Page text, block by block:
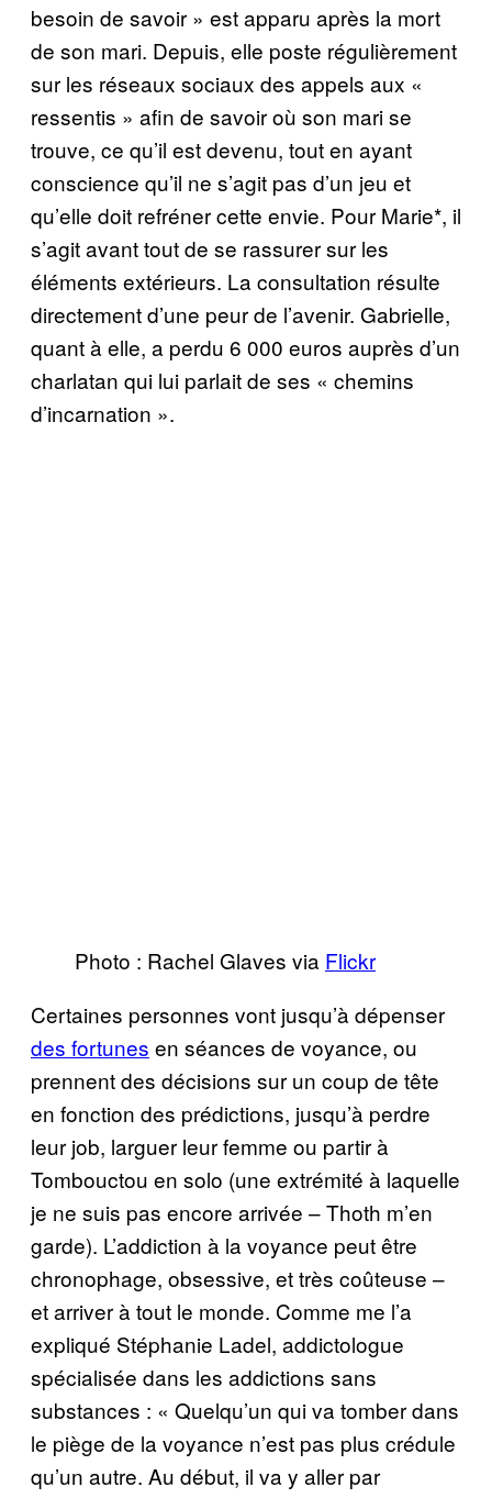
besoin de savoir » est apparu après la mort
de son mari. Depuis, elle poste régulièrement
sur les réseaux sociaux des appels aux «
ressentis » afin de savoir où son mari se
trouve, ce qu’il est devenu, tout en ayant
conscience qu’il ne s’agit pas d’un jeu et
qu’elle doit refréner cette envie. Pour Marie*, il
s’agit avant tout de se rassurer sur les
éléments extérieurs. La consultation résulte
directement d’une peur de l’avenir. Gabrielle,
quant à elle, a perdu 6 000 euros auprès d’un
charlatan qui lui parlait de ses « chemins
d’incarnation ».
Photo : Rachel Glaves via Flickr
Certaines personnes vont jusqu’à dépenser
des fortunes en séances de voyance, ou
prennent des décisions sur un coup de tête
en fonction des prédictions, jusqu’à perdre
leur job, larguer leur femme ou partir à
Tombouctou en solo (une extrémité à laquelle
je ne suis pas encore arrivée – Thoth m’en
garde). L’addiction à la voyance peut être
chronophage, obsessive, et très coûteuse –
et arriver à tout le monde. Comme me l’a
expliqué Stéphanie Ladel, addictologue
spécialisée dans les addictions sans
substances : « Quelqu’un qui va tomber dans
le piège de la voyance n’est pas plus crédule
qu’un autre. Au début, il va y aller par